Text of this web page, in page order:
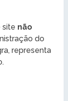
não
do
representa